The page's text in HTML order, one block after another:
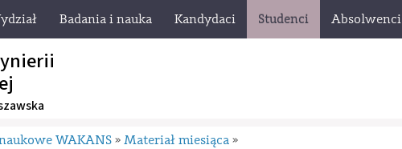
Badania i nauka Kandydaci Studenci Absolwenci
WAKANS » Materiał miesiąca »